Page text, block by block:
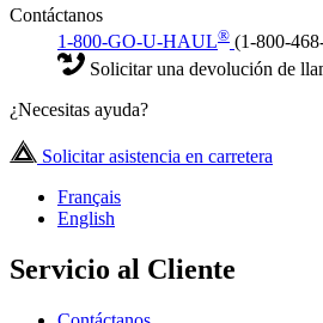
Contáctanos
1-800-GO-U-HAUL® (1-800-
Solicitar una devolución de
¿Necesitas ayuda?
Solicitar asistencia en carretera
Français
English
Servicio al Cliente